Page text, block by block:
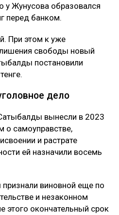
у Жунусова образовался
перед банком.
При этом к уже
свободы новый
постановили
дело
вынесли в 2023
о самоуправстве,
и растрате
ей назначили восемь
виновной еще по
и незаконном
этого окончательный срок